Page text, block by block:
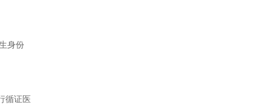
身份
循证医